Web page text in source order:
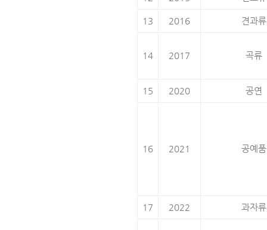
13 2016 견과류
14 2017 곡류
15 2020 공연
16 2021 공예품
17 2022 과자류